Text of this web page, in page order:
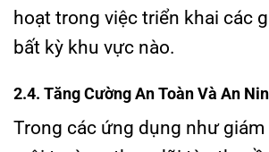
hoạt trong việc triển khai các
bất kỳ khu vực nào.
2.4. Tăng Cường An Toàn Và An
Trong các ứng dụng như giám